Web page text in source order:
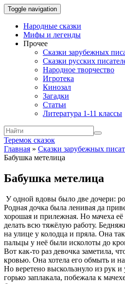
Toggle navigation
Народные сказки
Мифы и легенды
Прочее
Сказки зарубежных
Сказки русских
Народное творчество
Игротека
Кинозал
Загадки
Статьи
Литература 1-11 классы
Теремок сказок
Главная » Сказки зарубежных
Бабушка метелица
Бабушка метелица
У одной вдовы было две дочери:
Родная дочка была ленивая да
хорошая и прилежная. Но мачеха её
делать всю тяжёлую работу.
на улице у колодца и пряла. Она
пальцы у неё были исколоты до
Вот как-то раз девочка заметила,
кровью. Она хотела его обмыть и
Но веретено выскользнуло из рук
горько заплакала, побежала к